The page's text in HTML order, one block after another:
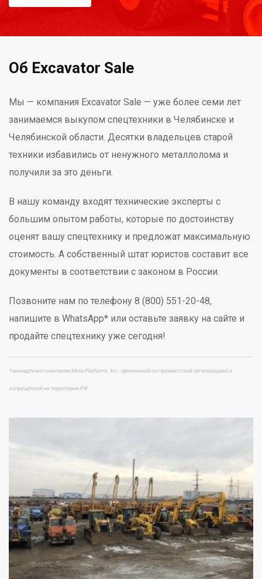
Об Excavator Sale
Мы — компания Excavator Sale — уже более семи лет
занимаемся выкупом спецтехники в Челябинске и
Челябинской области. Десятки владельцев старой
техники избавились от ненужного металлолома и
получили за это деньги.
В нашу команду входят технические эксперты с
большим опытом работы, которые по достоинству
оценят вашу спецтехнику и предложат максимальную
стоимость. А собственный штат юристов составит все
документы в соответствии с законом в России.
Позвоните нам по телефону 8 (800) 551-20-48,
напишите в WhatsApp* или оставьте заявку на сайте и
продайте спецтехнику уже сегодня!
*принадлежит компании Meta Platforms, Inc., признанной экстремистской организацией и
запрещённой на территории РФ